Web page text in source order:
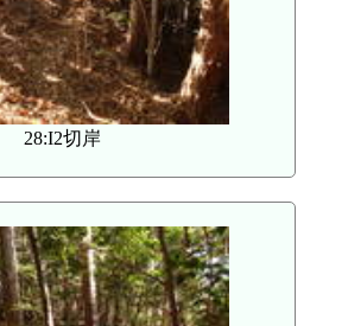
28:I2切岸